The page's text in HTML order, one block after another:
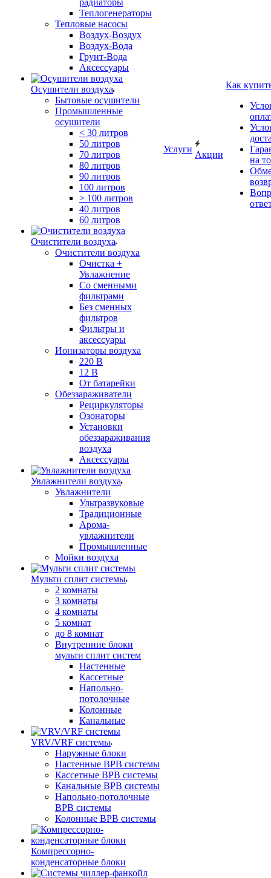
радиаторы
Теплогенераторы
Тепловые насосы
Воздух-Воздух
Воздух-Вода
Грунт-Вода
Аксессуары
Осушители воздуха
Бытовые осушители
Промышленные
осушители
< 30 литров
50 литров
70 литров
80 литров
90 литров
100 литров
> 100 литров
40 литров
60 литров
Очистители воздуха
Очистители воздуха
Очистка +
Увлажнение
Cо сменными
фильтрами
Без сменных
фильтров
Фильтры и
аксессуары
Ионизаторы воздуха
220 В
12 В
От батарейки
Обеззараживатели
Рециркуляторы
Озонаторы
Установки
обеззараживания
воздуха
Аксессуары
Увлажнители воздуха
Увлажнители
Ультразвуковые
Традиционные
Арома-
увлажнители
Промышленные
Мойки воздуха
Мульти сплит системы
2 комнаты
3 комнаты
4 комнаты
5 комнат
до 8 комнат
Внутренние блоки
мульти сплит систем
Настенные
Кассетные
Напольно-
потолочные
Колонные
Канальные
VRV/VRF системы
Наружные блоки
Настенные ВРВ системы
Кассетные ВРВ системы
Канальные ВРВ системы
Напольно-потолочные
ВРВ системы
Колонные ВРВ системы
Компрессорно-
конденсаторные блоки
Услуги
Акции
Как
на